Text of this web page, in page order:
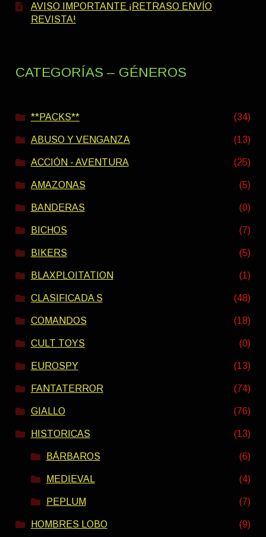
AVISO IMPORTANTE ¡RETRASO ENVÍO
REVISTA!
CATEGORÍAS – GÉNEROS
**PACKS** (34)
ABUSO Y VENGANZA (13)
ACCIÓN - AVENTURA (25)
AMAZONAS (5)
BANDERAS (0)
BICHOS (7)
BIKERS (5)
BLAXPLOITATION (1)
CLASIFICADA S (48)
COMANDOS (18)
CULT TOYS (0)
EUROSPY (13)
FANTATERROR (74)
GIALLO (76)
HISTORICAS (13)
BÁRBAROS (6)
MEDIEVAL (4)
PEPLUM (7)
HOMBRES LOBO (9)